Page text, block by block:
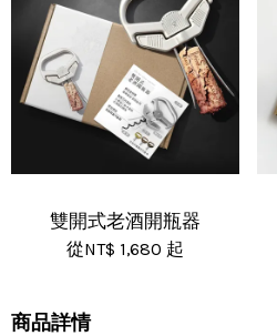
商品詳情
雙開式老酒開瓶器
從NT$ 1,680 起